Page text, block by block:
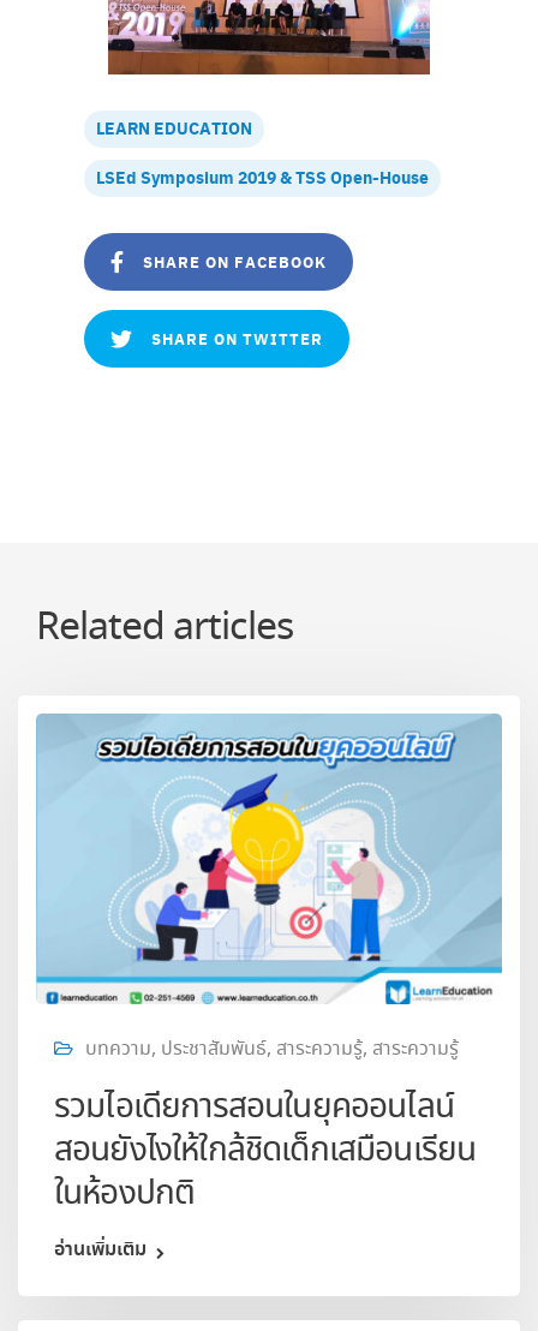
LEARN EDUCATION
LSEd Symposium 2019 & TSS Open-House
SHARE ON FACEBOOK
SHARE ON TWITTER
Related articles
บทความ, ประชาสัมพันธ์, สาระความรู้, สาระความรู้
รวมไอเดียการสอนในยุคออนไลน์
สอนยังไงให้ใกล้ชิดเด็กเสมือนเรียน
ในห้องปกติ
อ่านเพิ่มเติม